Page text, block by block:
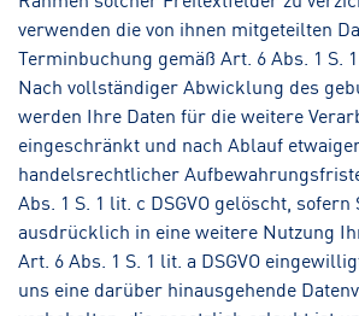
verwenden die von ihnen mitgeteilten
Terminbuchung gemäß Art. 6 Abs. 1 S.
Nach vollständiger Abwicklung des
werden Ihre Daten für die weitere
eingeschränkt und nach Ablauf
handelsrechtlicher
Abs. 1 S. 1 lit. c DSGVO gelöscht, sofern
ausdrücklich in eine weitere Nutzung
Art. 6 Abs. 1 S. 1 lit. a DSGVO
uns eine darüber hinausgehende